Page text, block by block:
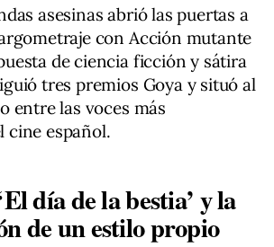
asesinas abrió las puertas a
con Acción mutante
de ciencia ficción y sátira
tres premios Goya y situó al
entre las voces más
cine español.
día de la bestia’ y la
de un estilo propio